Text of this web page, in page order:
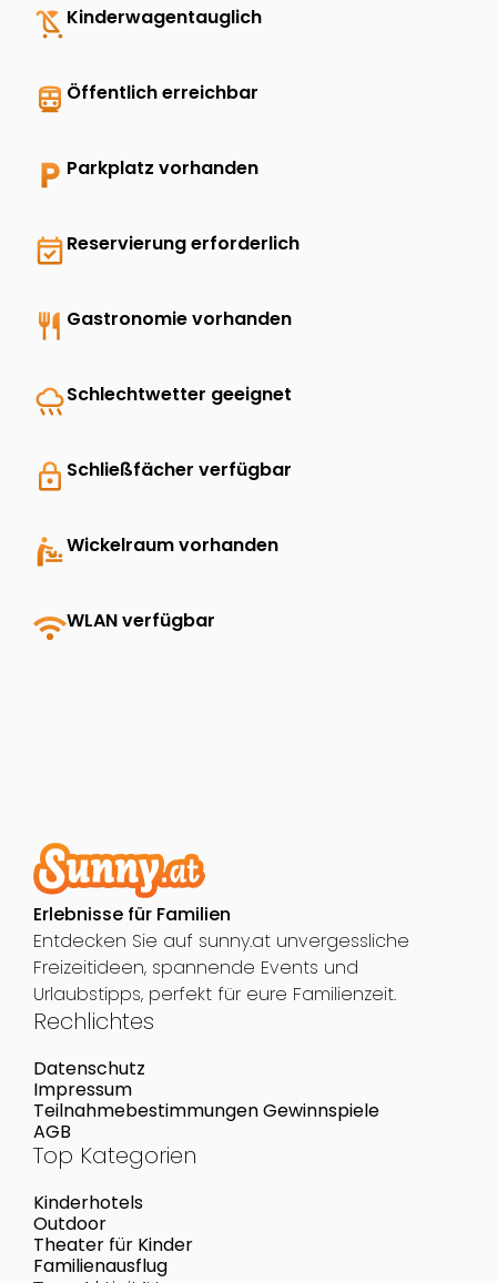
child_friendly Kinderwagentauglich
directions_transit Öffentlich erreichbar
local_parking Parkplatz vorhanden
event_availableReservierung erforderlich
restaurant Gastronomie vorhanden
rainySchlechtwetter geeignet
lock Schließfächer verfügbar
baby_changing_stationWickelraum vorhanden
wifiWLAN verfügbar
Erlebnisse für Familien
Entdecken Sie auf sunny.at unvergessliche
Freizeitideen, spannende Events und
Urlaubstipps, perfekt für eure Familienzeit.
Rechlichtes
Datenschutz
Impressum
Teilnahmebestimmungen Gewinnspiele
AGB
Top Kategorien
Kinderhotels
Outdoor
Theater für Kinder
Familienausflug